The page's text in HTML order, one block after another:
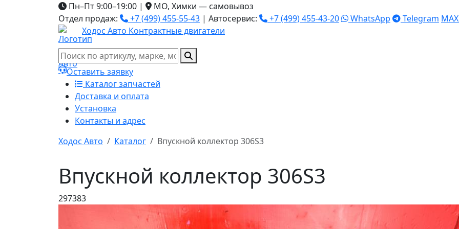
Пн–Пт 9:00–19:00 |
МО, Химки — самовывоз
Отдел продаж:
+7 (499) 455-55-43 | Автосервис: +7 (499) 455-43-20 WhatsApp Telegram MAX
Ходос Авто Контрактные двигатели
Оставить заявку
Каталог запчастей
Доставка и оплата
Установка
Контакты и адрес
Ходос Авто
Каталог Впускной коллектор 306S3
Впускной коллектор 306S3
297383